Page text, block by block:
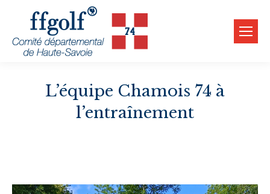
L’équipe Chamois 74 à
l’entraînement